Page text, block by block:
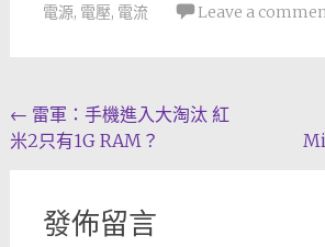
電源, 電壓, 電流 Leave a
Post
navigation
← 雷軍：手機進入大淘汰 紅
米2只有1G RAM？
發佈留言